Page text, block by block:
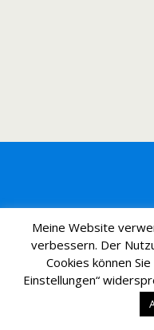
Meine Website
verbessern. Der
Cookies können
Einstellungen“